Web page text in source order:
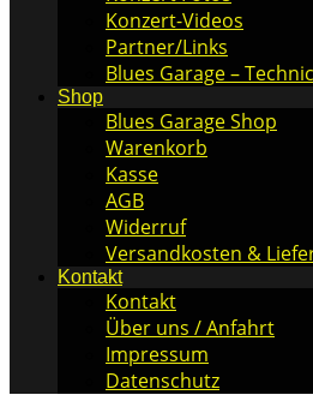
Konzert-Videos
Partner/Links
Blues Garage –
Shop
Blues Garage Shop
Warenkorb
Kasse
AGB
Widerruf
Versandkosten &
Kontakt
Kontakt
Über uns / Anfahrt
Impressum
Datenschutz